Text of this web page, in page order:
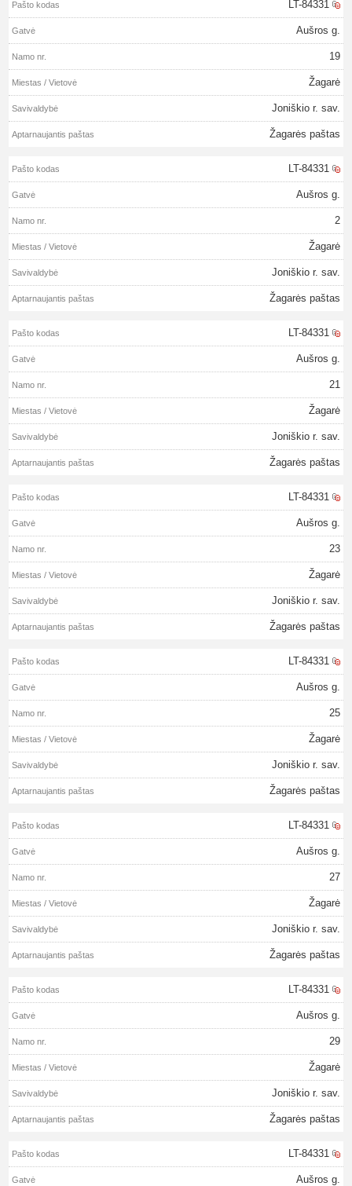
LT-84331
Aušros g.
19
Žagarė
Joniškio r. sav.
Žagarės paštas
LT-84331
Aušros g.
2
Žagarė
Joniškio r. sav.
Žagarės paštas
LT-84331
Aušros g.
21
Žagarė
Joniškio r. sav.
Žagarės paštas
LT-84331
Aušros g.
23
Žagarė
Joniškio r. sav.
Žagarės paštas
LT-84331
Aušros g.
25
Žagarė
Joniškio r. sav.
Žagarės paštas
LT-84331
Aušros g.
27
Žagarė
Joniškio r. sav.
Žagarės paštas
LT-84331
Aušros g.
29
Žagarė
Joniškio r. sav.
Žagarės paštas
LT-84331
Aušros g.